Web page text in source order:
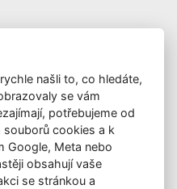
našli to, co hledáte,
se vám
potřebujeme od
cookies a k
Google, Meta nebo
obsahují vaše
se stránkou a